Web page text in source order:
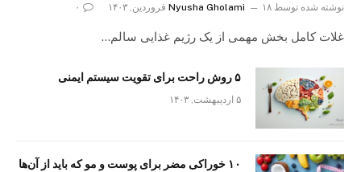
نوشته شده توسط Nyusha Gholami ۱۸ فروردین, ۱۴۰۳ ۰
غلات کامل بخش مهمی از یک رژیم غذایی سالم…
۵ روش راحت برای تقویت سیستم ایمنی
۵ اردیبهشت, ۱۴۰۳
۱۰ خوراکی مضر برای پوست و مو که باید از آن‌ها